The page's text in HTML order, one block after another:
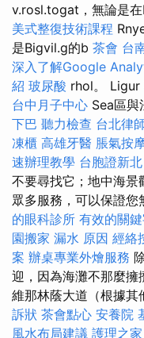
v.rosl.togat，無論是在
美式整復技術課程
是Bigvil.g的b 茶會 台
深入了解Google
紹 玻尿酸 rhol。 Ligur
台中月子中心 Sea區與
下巴 聽力檢查 台北律
凍櫃 高雄牙醫 脹氣按
速辦理教學 台胞證新北
不要尋找它；地中海景
眾多服務，可以保證您
的眼科診所 有效的關
園搬家 漏水 原因 經絡
案 辦桌專業外燴服務
迎，因為海灘不那麼
維那林蔭大道（根據其
訴狀 茶會點心 安養院
風水布局建議 護理之家